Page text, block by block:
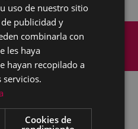
Aviso legal
uso de nuestro sitio
publicidad y
combinarla con
les haya
hayan recopilado a
servicios.
Cookies de